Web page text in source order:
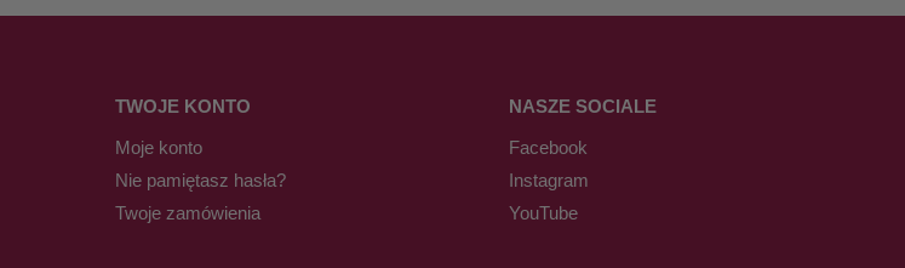
TWOJE KONTO
Moje konto
Nie pamiętasz hasła?
Twoje zamówienia
NASZE SOCIALE
Facebook
Instagram
YouTube